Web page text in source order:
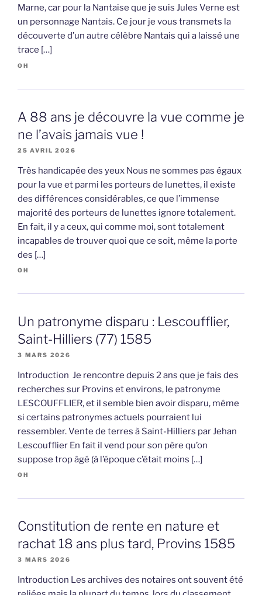
Marne, car pour la Nantaise que je suis Jules Verne est
un personnage Nantais. Ce jour je vous transmets la
découverte d’un autre célèbre Nantais qui a laissé une
trace […]
OH
A 88 ans je découvre la vue comme je
ne l’avais jamais vue !
25 AVRIL 2026
Très handicapée des yeux Nous ne sommes pas égaux
pour la vue et parmi les porteurs de lunettes, il existe
des différences considérables, ce que l’immense
majorité des porteurs de lunettes ignore totalement.
En fait, il y a ceux, qui comme moi, sont totalement
incapables de trouver quoi que ce soit, même la porte
des […]
OH
Un patronyme disparu : Lescoufflier,
Saint-Hilliers (77) 1585
3 MARS 2026
Introduction Je rencontre depuis 2 ans que je fais des
recherches sur Provins et environs, le patronyme
LESCOUFFLIER, et il semble bien avoir disparu, même
si certains patronymes actuels pourraient lui
ressembler. Vente de terres à Saint-Hilliers par Jehan
Lescoufflier En fait il vend pour son père qu’on
suppose trop âgé (à l’époque c’était moins […]
OH
Constitution de rente en nature et
rachat 18 ans plus tard, Provins 1585
3 MARS 2026
Introduction Les archives des notaires ont souvent été